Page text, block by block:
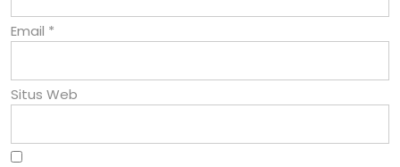
Email *
Situs Web